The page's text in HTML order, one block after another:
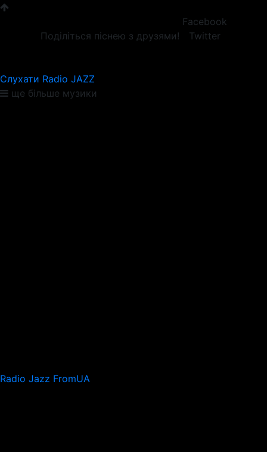
Поділіться піснею з друзями!
Facebook
Twitter
Слухати Radio JAZZ
ще більше музики
Radio Jazz FromUA